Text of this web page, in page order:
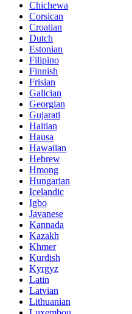
Chichewa
Corsican
Croatian
Dutch
Estonian
Filipino
Finnish
Frisian
Galician
Georgian
Gujarati
Haitian
Hausa
Hawaiian
Hebrew
Hmong
Hungarian
Icelandic
Igbo
Javanese
Kannada
Kazakh
Khmer
Kurdish
Kyrgyz
Latin
Latvian
Lithuanian